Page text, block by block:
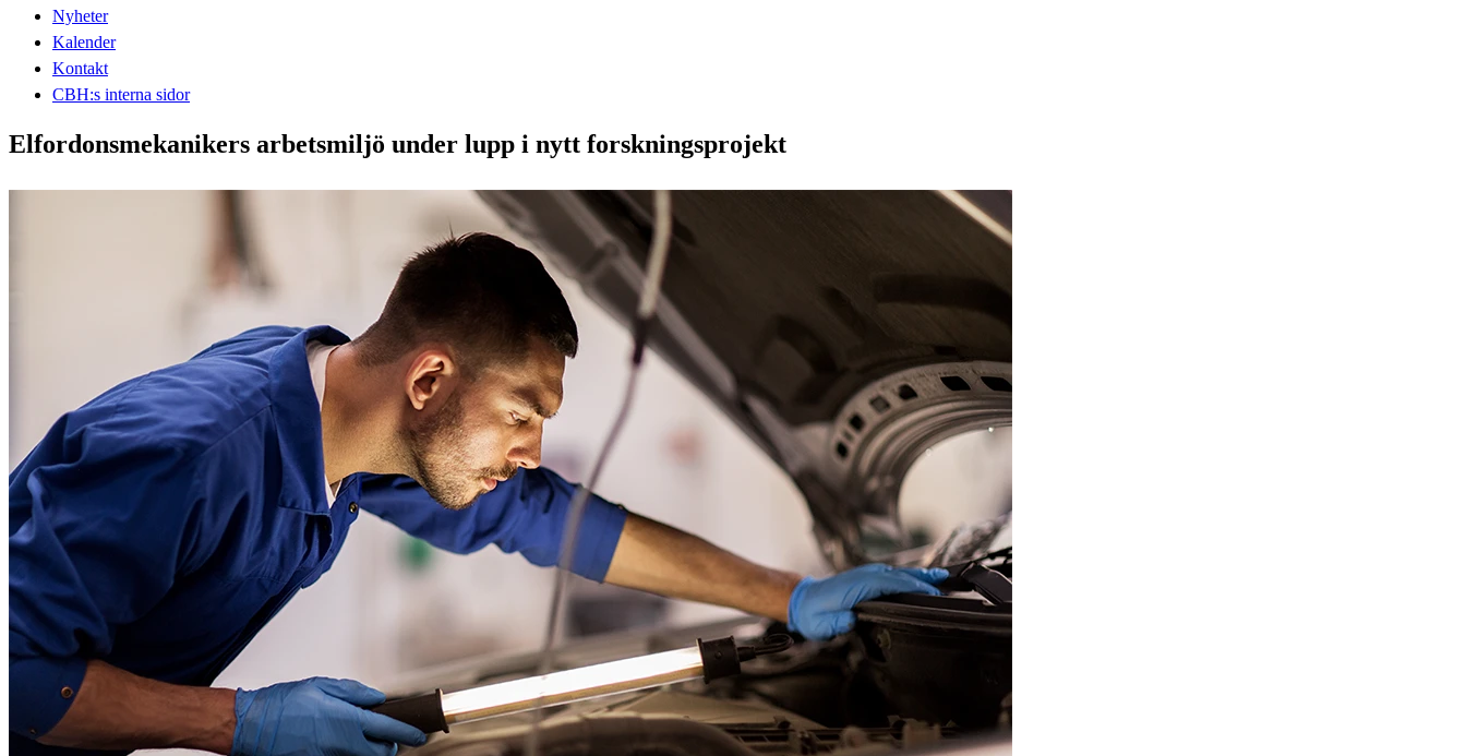
Nyheter
Kalender
Kontakt
CBH:s interna sidor
Elfordonsmekanikers arbetsmiljö under lupp i nytt forskningsprojekt